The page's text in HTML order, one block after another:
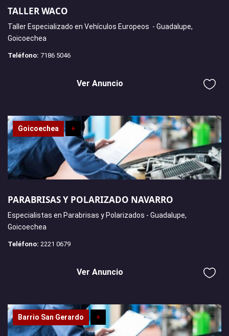
TALLER WACO
Taller Especializado en Vehículos Europeos - Guadalupe,
Goicoechea
Teléfono: 7186 5046
Ver Anuncio
Goicoechea +
PARABRISAS Y POLARIZADO NAVARRO
Especialistas en Parabrisas y Polarizados - Guadalupe,
Goicoechea
Teléfono: 2221 0679
Ver Anuncio
Barrio San Gerardo +